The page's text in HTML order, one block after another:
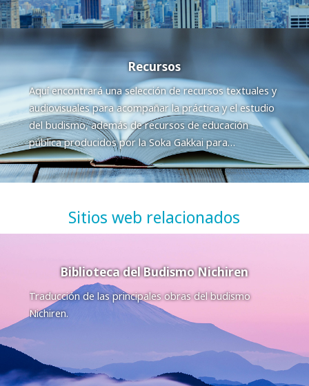
locales.
Recursos
Aquí encontrará una selección de recursos textuales y
audiovisuales para acompañar la práctica y el estudio
del budismo, además de recursos de educación
pública producidos por la Soka Gakkai para
concientizar sobre problemas globales.
Sitios web relacionados
Biblioteca del Budismo Nichiren
Traducción de las principales obras del budismo
Nichiren.